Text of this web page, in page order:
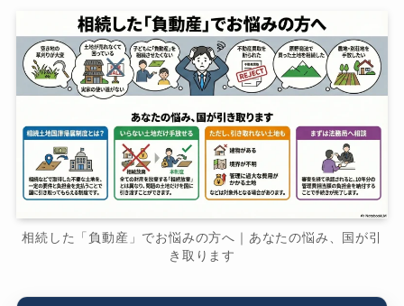
相続した「負動産」でお悩みの方へ｜あなたの悩み、国が引
き取ります